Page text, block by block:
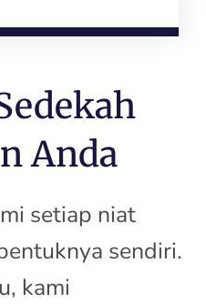
Anda
setiap niat
sendiri.
kami